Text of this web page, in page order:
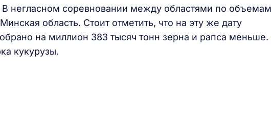
В негласном соревновании между областями по объемам
область. Стоит отметить, что на эту же дату
на миллион 383 тысяч тонн зерна и рапса меньше.
кукурузы.